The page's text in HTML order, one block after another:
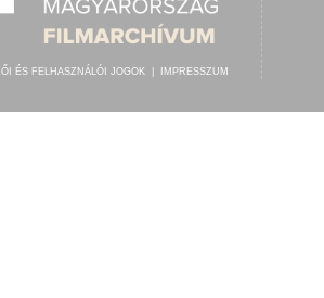
ÉS FELHASZNÁLÓI JOGOK IMPRESSZUM